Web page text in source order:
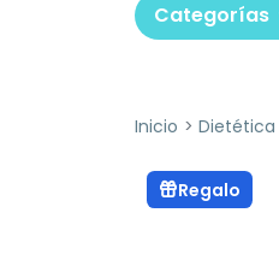
Categorías
Inicio Dietética
Regalo